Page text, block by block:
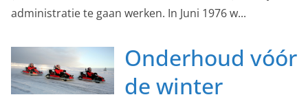
administratie te gaan werken. In Juni 1976 w...
Onderhoud vóór
de winter